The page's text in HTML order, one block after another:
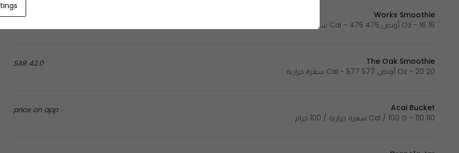
Works Smoothie
16 Oz - 16 أونص 475 Cal - 475 سعرة حرارية
42.0 SAR
The Oak Smoothie
20 Oz - 20 أونص 577 Cal - 577 سعرة حرارية
price on app
Acai Bucket
110 Cal / 100 G - 110 سعرة حرارية / 100 جرام